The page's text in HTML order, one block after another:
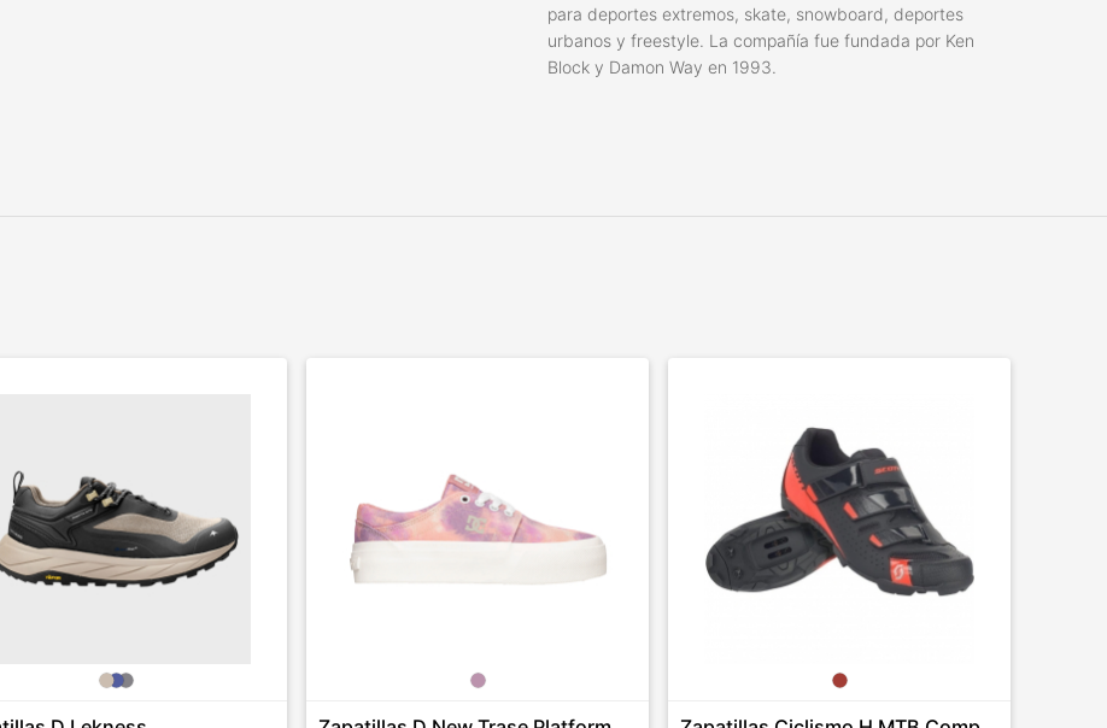
para deportes extremos, skate, snowboard, deportes
urbanos y freestyle. La compañí­a fue fundada por Ken
Block y Damon Way en 1993.